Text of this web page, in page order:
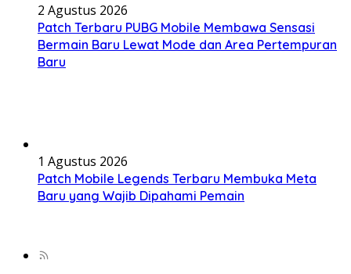
2 Agustus 2026
Patch Terbaru PUBG Mobile Membawa Sensasi
Bermain Baru Lewat Mode dan Area Pertempuran
Baru
1 Agustus 2026
Patch Mobile Legends Terbaru Membuka Meta
Baru yang Wajib Dipahami Pemain